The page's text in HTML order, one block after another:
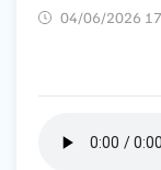
04/06/2026